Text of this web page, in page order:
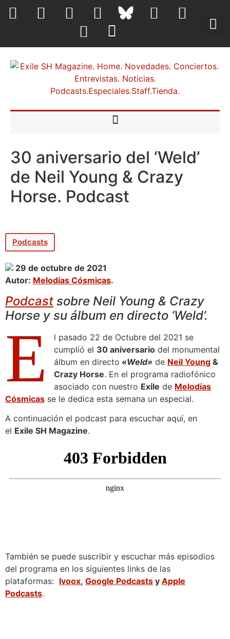
30 aniversario del ‘Weld’
de Neil Young & Crazy
Horse. Podcast
Podcasts
29 de octubre de 2021
Autor: Melodías Cósmicas.
Podcast sobre Neil Young & Crazy
Horse y su álbum en directo ‘Weld’.
E
l pasado 22 de Octubre del 2021 se
cumplió el 30 aniversario del monumental
álbum en directo «Weld» de Neil Young &
Crazy Horse. En el programa radiofónico
asociado con nuestro Exile de Melodías
Cósmicas se le dedica esta semana un especial.
A continuación el podcast para escuchar aquí, en
el Exile SH Magazine.
También se puede suscribir y escuchar más episodios
del programa en los siguientes links de las
plataformas: Ivoox, Google Podcasts y Apple
Podcasts.